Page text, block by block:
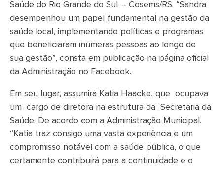
Saúde do Rio Grande do Sul – Cosems/RS. “Sandra
desempenhou um papel fundamental na gestão da
saúde local, implementando políticas e programas
que beneficiaram inúmeras pessoas ao longo de
sua gestão”, consta em publicação na página oficial
da Administração no Facebook.
Em seu lugar, assumirá Katia Haacke, que ocupava
um cargo de diretora na estrutura da Secretaria da
Saúde. De acordo com a Administração Municipal,
“Katia traz consigo uma vasta experiência e um
compromisso notável com a saúde pública, o que
certamente contribuirá para a continuidade e o